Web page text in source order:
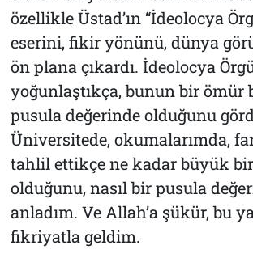
özellikle Üstad’ın “İdeolocya
eserini, fikir yönünü, dünya
ön plana çıkardı. İdeolocya
yoğunlaştıkça, bunun bir ömür
pusula değerinde olduğunu
Üniversitede, okumalarımda,
tahlil ettikçe ne kadar büyük
olduğunu, nasıl bir pusula değeri
anladım. Ve Allah’a şükür, bu
fikriyatla geldim.